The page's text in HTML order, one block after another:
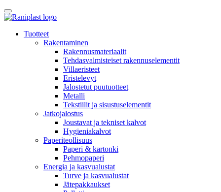
Skip
to
Tuotteet
Rakentaminen
Rakennusmateriaalit
Tehdasvalmisteiset rakennuselementit
Villaeristeet
Eristelevyt
Jalostetut puutuotteet
Metalli
Tekstiilit ja sisustuselementit
Jatkojalostus
Joustavat ja tekniset kalvot
Hygieniakalvot
Paperiteollisuus
Paperi & kartonki
Pehmopaperi
Energia ja kasvualustat
Turve ja kasvualustat
Jätepakkaukset